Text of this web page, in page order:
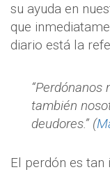
su ayuda en
que
diario está la
“Perdónanos
también
deudores.” (
El perdón es tan